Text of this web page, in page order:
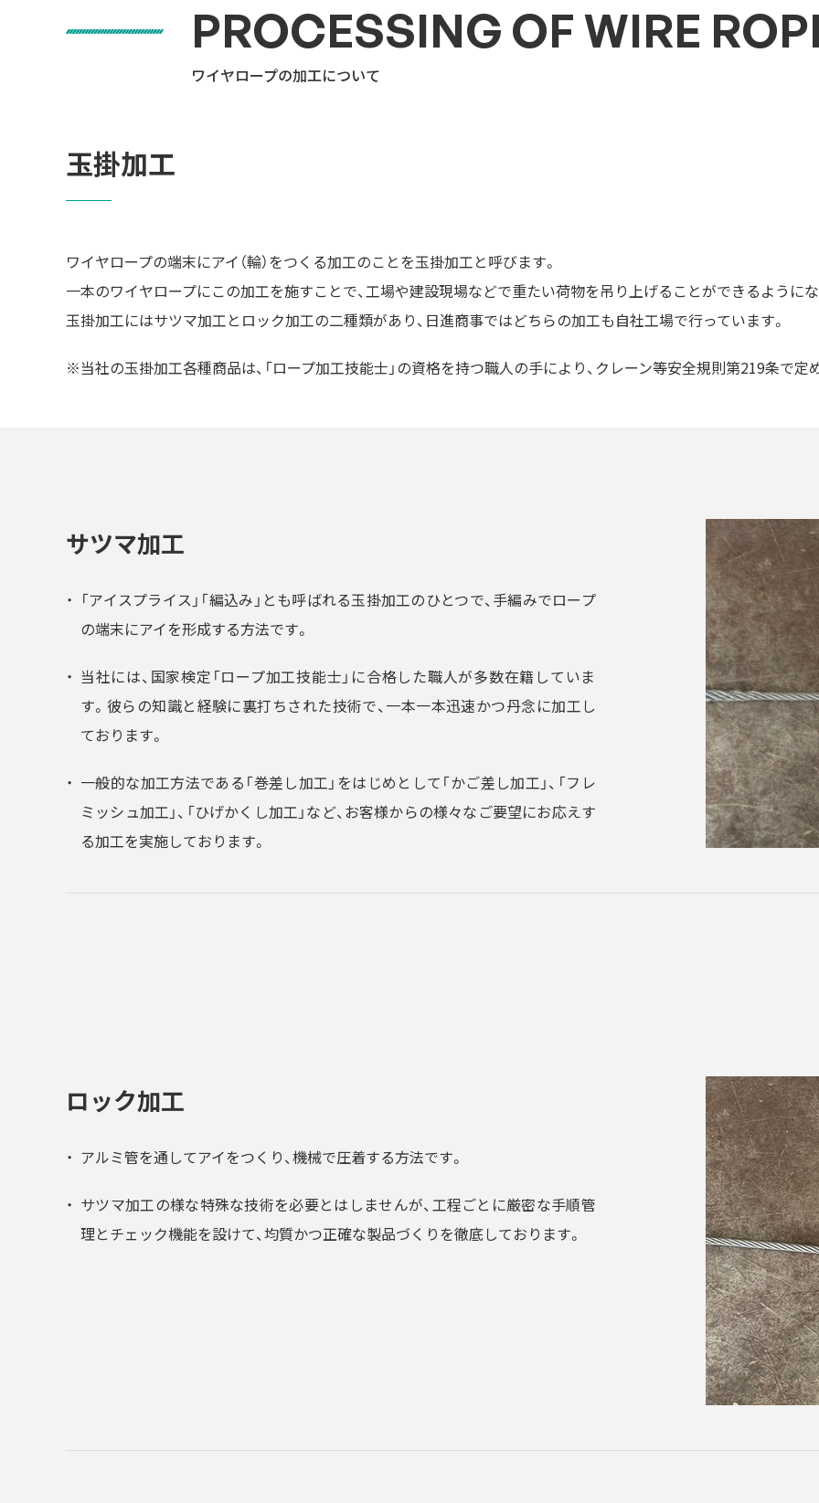
ワイヤロープの加工について
PROCESSING OF WIRE
玉掛加工
ワイヤロープの端末にアイ（輪）をつくる加工のことを玉掛加工と呼びます。
一本のワイヤロープにこの加工を施すことで、工場や建設現場などで重たい荷物を吊り上げることができるように
玉掛加工にはサツマ加工とロック加工の二種類があり、日進商事ではどちらの加工も自社工場で行っています。
当社の玉掛加工各種商品は、「ロープ加工技能士」の資格を持つ職人の手により、クレーン等安全規則第219条で
サツマ加工
「アイスプライス」「編込み」とも呼ばれる玉掛加工のひとつで、手編みでロープ
の端末にアイを形成する方法です。
当社には、国家検定「ロープ加工技能士」に合格した職人が多数在籍していま
す。彼らの知識と経験に裏打ちされた技術で、一本一本迅速かつ丹念に加工し
ております。
一般的な加工方法である「巻差し加工」をはじめとして「かご差し加工」、「フレ
ミッシュ加工」、「ひげかくし加工」など、お客様からの様々なご要望にお応えす
る加工を実施しております。
巻差し加工拡大
ロック加工
アルミ管を通してアイをつくり、機械で圧着する方法です。
サツマ加工の様な特殊な技術を必要とはしませんが、工程ごとに厳密な手順管
理とチェック機能を設けて、均質かつ正確な製品づくりを徹底しております。
ロック加工（WN管